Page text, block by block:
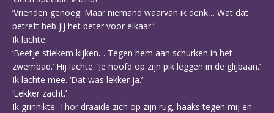
‘Vrienden genoeg. Maar niemand waarvan ik denk… Wat dat
betreft heb jij het beter voor elkaar.’
Ik lachte.
‘Beetje stiekem kijken… Tegen hem aan schurken in het
zwembad.’ Hij lachte. ‘Je hoofd op zijn pik leggen in de glijbaan.’
Ik lachte mee. ‘Dat was lekker ja.’
‘Lekker zacht.’
Ik grinnikte. Thor draaide zich op zijn rug, haaks tegen mij en